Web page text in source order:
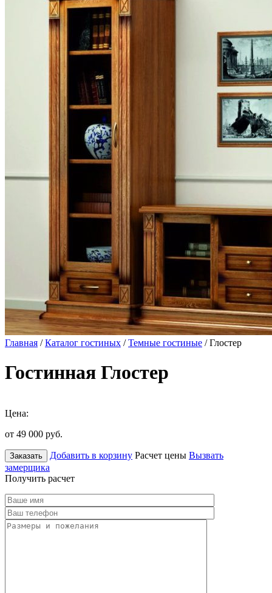
Главная /Каталог гостиных /Темные гостиные / Глостер
Гостинная Глостер
Цена:
от 49 000 руб.
Заказать Добавить в корзину Расчет цены Вызвать
замерщика
Получить расчет